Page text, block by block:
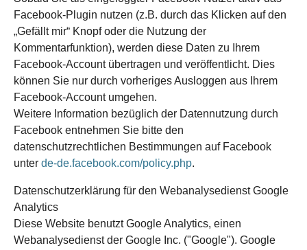
Facebook-Plugin nutzen (z.B. durch das Klicken auf den
„Gefällt mir“ Knopf oder die Nutzung der
Kommentarfunktion), werden diese Daten zu Ihrem
Facebook-Account übertragen und veröffentlicht. Dies
können Sie nur durch vorheriges Ausloggen aus Ihrem
Facebook-Account umgehen.
Weitere Information bezüglich der Datennutzung durch
Facebook entnehmen Sie bitte den
datenschutzrechtlichen Bestimmungen auf Facebook
unter de-de.facebook.com/policy.php.
Datenschutzerklärung für den Webanalysedienst Google
Analytics
Diese Website benutzt Google Analytics, einen
Webanalysedienst der Google Inc. ("Google"). Google